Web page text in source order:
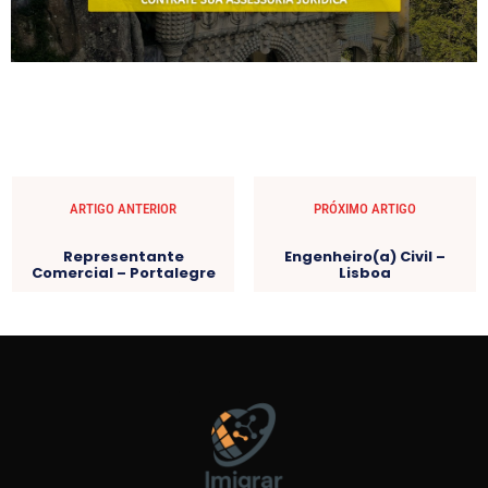
ARTIGO ANTERIOR
Representante
Comercial – Portalegre
PRÓXIMO ARTIGO
Engenheiro(a) Civil –
Lisboa